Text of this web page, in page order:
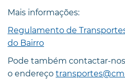
Mais informações:
Regulamento de
do Bairro
Pode também contactar-
o endereço